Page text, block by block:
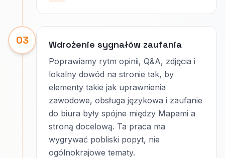
03 Wdrożenie sygnałów zaufania
Poprawiamy rytm opinii, Q&A, zdjęcia i
lokalny dowód na stronie tak, by
elementy takie jak uprawnienia
zawodowe, obsługa językowa i zaufanie
do biura były spójne między Mapami a
stroną docelową. Ta praca ma
wygrywać pobliski popyt, nie
ogólnokrajowe tematy.